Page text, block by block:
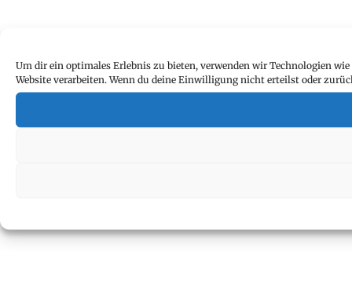
Um dir ein optimales Erlebnis zu bieten, verwenden wir Technologien
Website verarbeiten. Wenn du deine Einwilligung nicht erteilst oder